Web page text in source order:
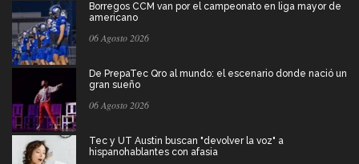
Borregos CCM van por el campeonato en liga mayor de
americano
06 Agosto 2026
De PrepaTec Qro al mundo: el escenario donde nació un
gran sueño
06 Agosto 2026
Tec y UT Austin buscan "devolver la voz" a
hispanohablantes con afasia